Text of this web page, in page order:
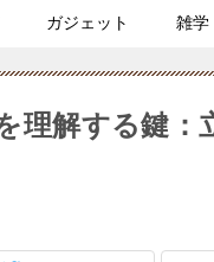
ガジェット 雑学
理解する鍵